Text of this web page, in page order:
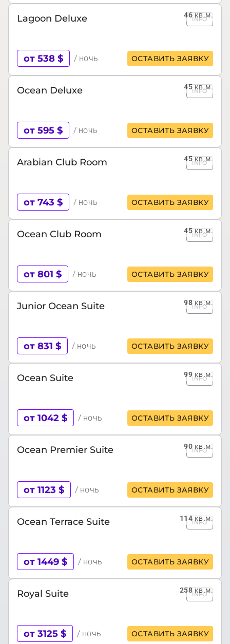
46кв.м.
Lagoon Deluxe INFO
от 538 $ / ночь ОСТАВИТЬ ЗАЯВКУ
45кв.м.
Ocean Deluxe INFO
от 595 $ / ночь ОСТАВИТЬ ЗАЯВКУ
45кв.м.
Arabian Club Room INFO
от 743 $ / ночь ОСТАВИТЬ ЗАЯВКУ
45кв.м.
Ocean Club Room INFO
от 801 $ / ночь ОСТАВИТЬ ЗАЯВКУ
98кв.м.
Junior Ocean Suite INFO
от 831 $ / ночь ОСТАВИТЬ ЗАЯВКУ
99кв.м.
Ocean Suite INFO
от 1042 $ / ночь ОСТАВИТЬ ЗАЯВКУ
90кв.м.
Ocean Premier Suite INFO
от 1123 $ / ночь ОСТАВИТЬ ЗАЯВКУ
114кв.м.
Ocean Terrace Suite INFO
от 1449 $ / ночь ОСТАВИТЬ ЗАЯВКУ
258кв.м.
Royal Suite INFO
от 3125 $ / ночь ОСТАВИТЬ ЗАЯВКУ